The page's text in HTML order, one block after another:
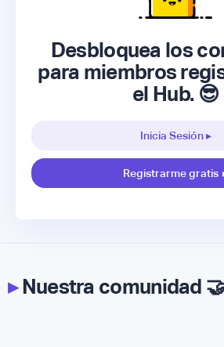
Desbloquea los
para miembros
el Hub. 😎
Inicia Sesión ▸
Registrarme gratis
▸Nuestra comunidad